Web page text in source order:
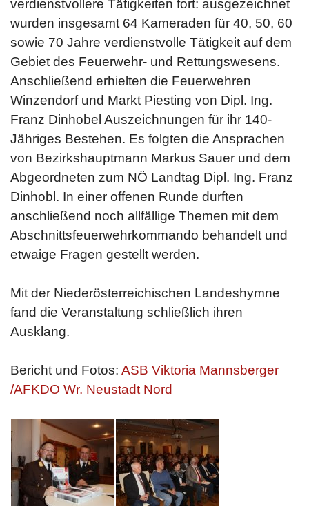
verdienstvollere Tätigkeiten fort: ausgezeichnet
wurden insgesamt 64 Kameraden für 40, 50, 60
sowie 70 Jahre verdienstvolle Tätigkeit auf dem
Gebiet des Feuerwehr- und Rettungswesens.
Anschließend erhielten die Feuerwehren
Winzendorf und Markt Piesting von Dipl. Ing.
Franz Dinhobel Auszeichnungen für ihr 140-
Jähriges Bestehen. Es folgten die Ansprachen
von Bezirkshauptmann Markus Sauer und dem
Abgeordneten zum NÖ Landtag Dipl. Ing. Franz
Dinhobl. In einer offenen Runde durften
anschließend noch allfällige Themen mit dem
Abschnittsfeuerwehrkommando behandelt und
etwaige Fragen gestellt werden.
Mit der Niederösterreichischen Landeshymne
fand die Veranstaltung schließlich ihren
Ausklang.
Bericht und Fotos: ASB Viktoria Mannsberger
/AFKDO Wr. Neustadt Nord